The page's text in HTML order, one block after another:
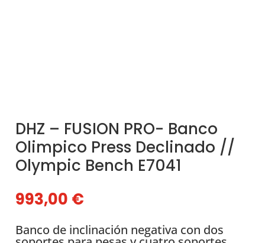
DHZ – FUSION PRO- Banco
Olimpico Press Declinado //
Olympic Bench E7041
993,00 €
Banco de inclinación negativa con dos